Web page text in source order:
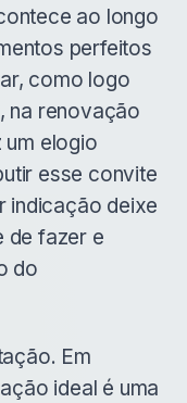
ao longo
perfeitos
como logo
na renovação
elogio
esse convite
indicação deixe
de fazer e
do
Em
ideal é uma